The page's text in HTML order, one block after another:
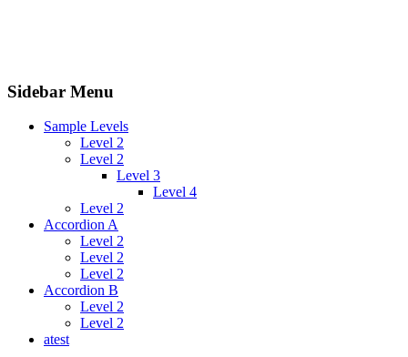
Sidebar Menu
Sample Levels
Level 2
Level 2
Level 3
Level 4
Level 2
Accordion A
Level 2
Level 2
Level 2
Accordion B
Level 2
Level 2
atest